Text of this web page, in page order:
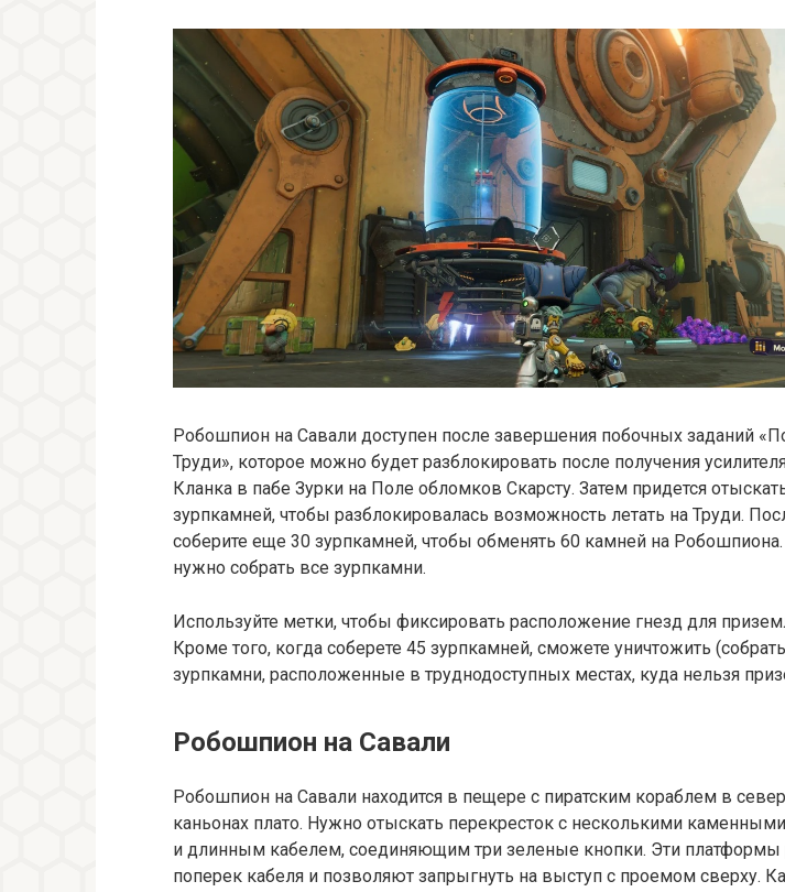
Робошпион на Савали доступен после завершения побочных заданий
Труди», которое можно будет разблокировать после получения
Кланка в пабе Зурки на Поле обломков Скарсту. Затем придется
зурпкамней, чтобы разблокировалась возможность летать на Труди.
соберите еще 30 зурпкамней, чтобы обменять 60 камней на
нужно собрать все зурпкамни.
Используйте метки, чтобы фиксировать расположение гнезд для
Кроме того, когда соберете 45 зурпкамней, сможете уничтожить
зурпкамни, расположенные в труднодоступных местах, куда нельзя
Робошпион на Савали
Робошпион на Савали находится в пещере с пиратским кораблем в
каньонах плато. Нужно отыскать перекресток с несколькими
и длинным кабелем, соединяющим три зеленые кнопки. Эти
поперек кабеля и позволяют запрыгнуть на выступ с проемом сверху.